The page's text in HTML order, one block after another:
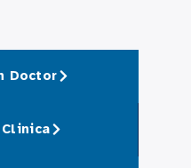
Doctor
Clinica